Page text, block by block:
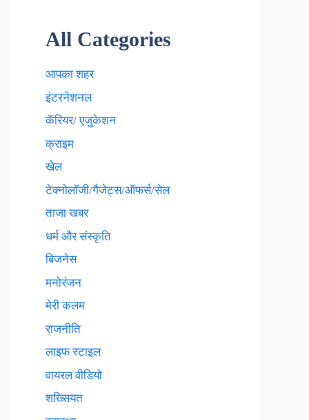
All Categories
आपका शहर
इंटरनेशनल
कॅरियर/ एजुकेशन
क्राइम
खेल
टेक्नाेलाॅजी/गैजेट्स/ऑफर्स/सेल
ताजा खबर
धर्म और संस्कृति
बिजनेस
मनोरंजन
मेरी कलम
राजनीति
लाइफ स्टाइल
वायरल वीडियो
शख्सियत